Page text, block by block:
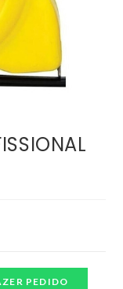
PEDIDO